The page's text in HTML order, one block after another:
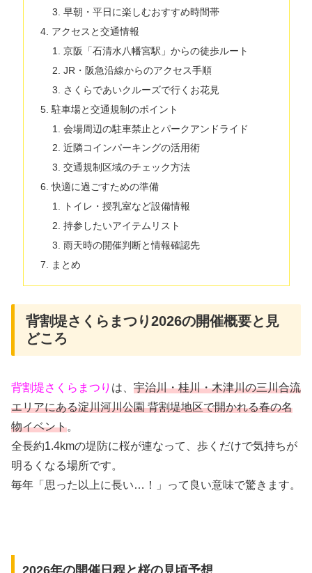
早朝・平日に楽しむおすすめ時間帯
アクセスと交通情報
京阪「石清水八幡宮駅」からの徒歩ルート
JR・阪急沿線からのアクセス手順
さくらであいクルーズで行くお花見
駐車場と交通規制のポイント
会場周辺の駐車禁止とパークアンドライド
近隣コインパーキングの活用術
交通規制区域のチェック方法
快適に過ごすための準備
トイレ・授乳室など設備情報
持参したいアイテムリスト
雨天時の開催判断と情報確認先
まとめ
背割堤さくらまつり2026の開催概要と見
どころ
背割堤さくらまつり は、 宇治川・桂川・木津川の三川合流
エリアにある淀川河川公園 背割堤地区で開かれる春の名
物イベント。
全長約1.4kmの堤防に桜が連なって、歩くだけで気持ちが
明るくなる場所です。
毎年「思った以上に長い…！」って良い意味で驚きます。
2026年の開催日程と桜の見頃予想